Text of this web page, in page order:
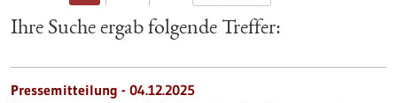
Ihre Suche ergab folgende Treffer:
Pressemitteilung - 04.12.2025